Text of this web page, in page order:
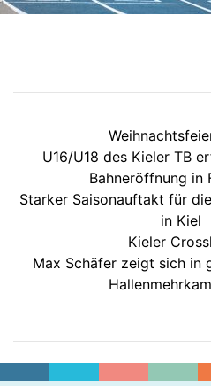
U16/U18 des Kieler TB
Bahneröffnung in
Starker Saisonauftakt für
in Kiel
Kieler
Max Schäfer zeigt sich in